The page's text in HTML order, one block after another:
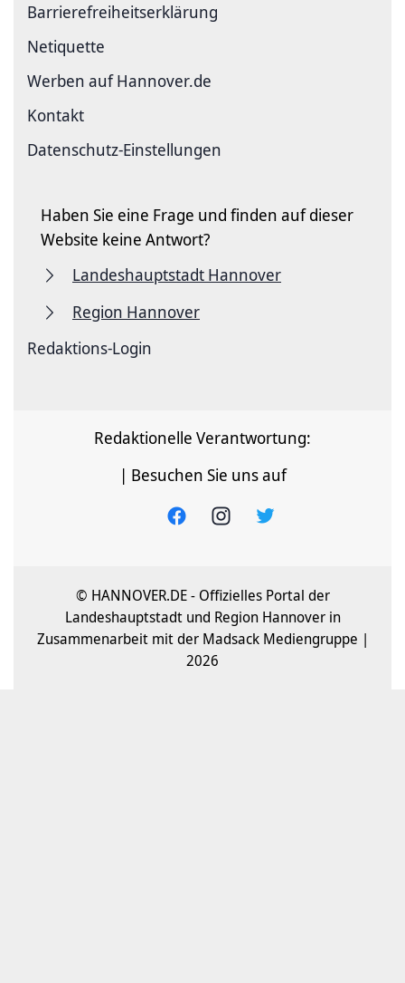
Barriere­freiheits­erklärung
Netiquette
Werben auf Hannover.de
Kontakt
Datenschutz-Einstellungen
Haben Sie eine Frage und finden auf dieser
Website keine Antwort?
Landeshauptstadt Hannover
Region Hannover
Redaktions-Login
Redaktionelle Verantwortung:
| Besuchen Sie uns auf
© HANNOVER.DE - Offizielles Portal der
Landeshauptstadt und Region Hannover in
Zusammenarbeit mit der Madsack Mediengruppe |
2026